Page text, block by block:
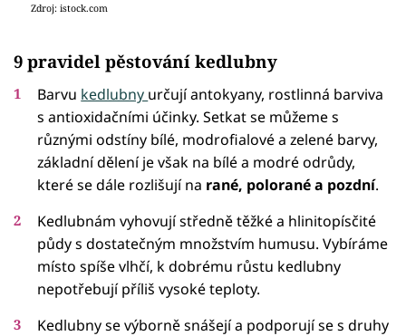
Zdroj: istock.com
9 pravidel pěstování kedlubny
Barvu kedlubny určují antokyany, rostlinná barviva
s antioxidačními účinky. Setkat se můžeme s
různými odstíny bílé, modrofialové a zelené barvy,
základní dělení je však na bílé a modré odrůdy,
které se dále rozlišují na rané, polorané a pozdní.
Kedlubnám vyhovují středně těžké a hlinitopísčité
půdy s dostatečným množstvím humusu. Vybíráme
místo spíše vlhčí, k dobrému růstu kedlubny
nepotřebují příliš vysoké teploty.
Kedlubny se výborně snášejí a podporují se s druhy